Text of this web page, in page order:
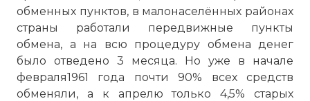
обменных пунктов, в малонаселённых районах
страны работали передвижные пункты
обмена, а на всю процедуру обмена денег
было отведено 3 месяца. Но уже в начале
февраля1961 года почти 90% всех средств
обменяли, а к апрелю только 4,5% старых